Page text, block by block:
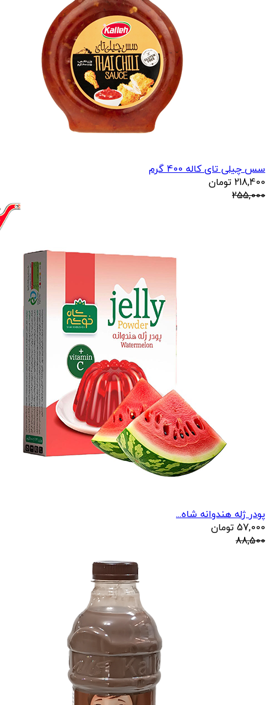
سس چیلی تای کاله 400 گرم
218,400 تومان
255,000
پودر ژله هندوانه شاه...
57,000 تومان
88,500